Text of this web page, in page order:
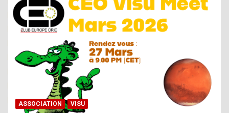
n
e
R
o
ASSOCIATION VISU